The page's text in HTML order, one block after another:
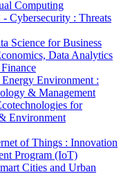
Computing
Cybersecurity : Threats
Science for Business
Data Analytics
Environment :
& Management
for
Environment
of Things : Innovation
Program (IoT)
Cities and Urban